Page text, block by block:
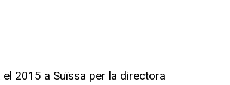
2015 a Suïssa per la directora